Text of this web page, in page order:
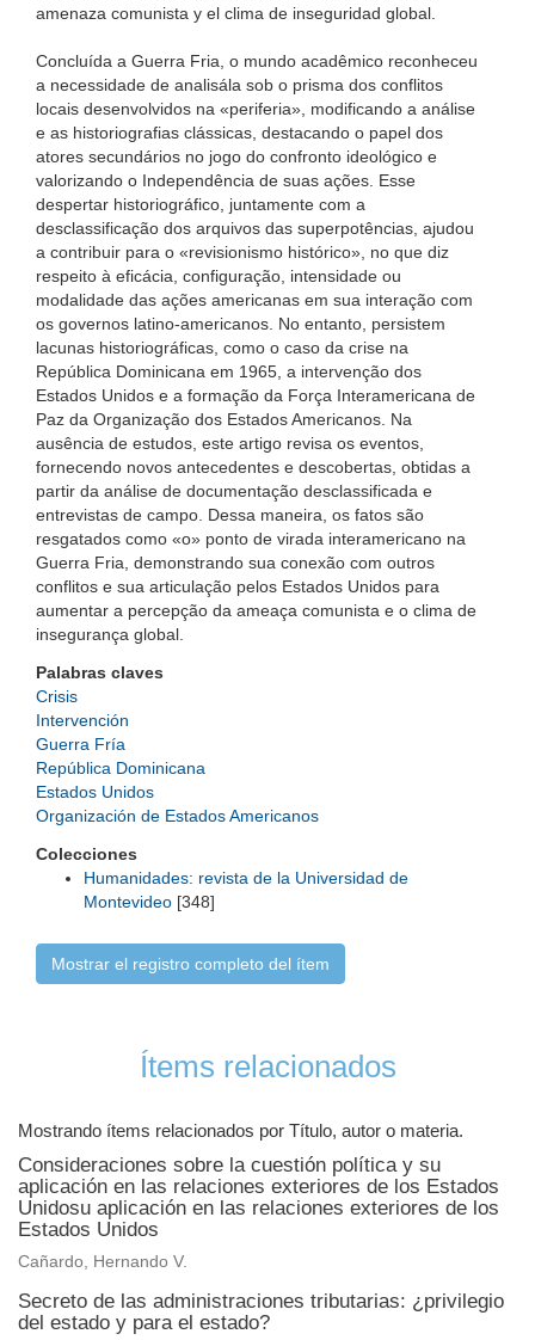
amenaza comunista y el clima de inseguridad global.
Concluída a Guerra Fria, o mundo acadêmico reconheceu
a necessidade de analisála sob o prisma dos conflitos
locais desenvolvidos na «periferia», modificando a análise
e as historiografias clássicas, destacando o papel dos
atores secundários no jogo do confronto ideológico e
valorizando o Independência de suas ações. Esse
despertar historiográfico, juntamente com a
desclassificação dos arquivos das superpotências, ajudou
a contribuir para o «revisionismo histórico», no que diz
respeito à eficácia, configuração, intensidade ou
modalidade das ações americanas em sua interação com
os governos latino-americanos. No entanto, persistem
lacunas historiográficas, como o caso da crise na
República Dominicana em 1965, a intervenção dos
Estados Unidos e a formação da Força Interamericana de
Paz da Organização dos Estados Americanos. Na
ausência de estudos, este artigo revisa os eventos,
fornecendo novos antecedentes e descobertas, obtidas a
partir da análise de documentação desclassificada e
entrevistas de campo. Dessa maneira, os fatos são
resgatados como «o» ponto de virada interamericano na
Guerra Fria, demonstrando sua conexão com outros
conflitos e sua articulação pelos Estados Unidos para
aumentar a percepção da ameaça comunista e o clima de
insegurança global.
Palabras claves
Crisis
Intervención
Guerra Fría
República Dominicana
Estados Unidos
Organización de Estados Americanos
Colecciones
Humanidades: revista de la Universidad de
Montevideo [348]
Mostrar el registro completo del ítem
Ítems relacionados
Mostrando ítems relacionados por Título, autor o materia.
Consideraciones sobre la cuestión política y su
aplicación en las relaciones exteriores de los Estados
Unidosu aplicación en las relaciones exteriores de los
Estados Unidos
Cañardo, Hernando V.
Secreto de las administraciones tributarias: ¿privilegio
del estado y para el estado?